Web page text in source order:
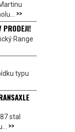
>>
PRODEJI!
Range
typu
stal
>>